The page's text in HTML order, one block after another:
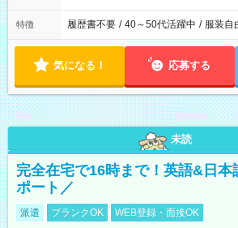
特徴 履歴書不要 / 40～50代活躍中 / 服装自
気になる！ 応募する
未読
完全在宅で16時まで！英語&日本
ポート／
派遣 ブランクOK WEB登録・面接OK